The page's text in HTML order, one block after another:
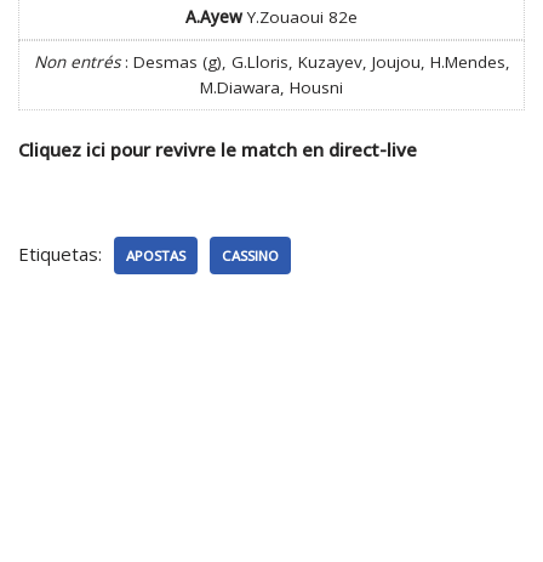
A.AyewY.Zouaoui 82e
Non entrés: Desmas (g), G.Lloris, Kuzayev, Joujou, H.Mendes,
M.Diawara, Housni
Cliquez ici pour revivre le match en direct-live
Etiquetas: APOSTAS CASSINO